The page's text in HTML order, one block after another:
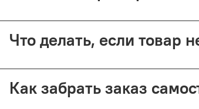
Что делать, если товар
Как забрать заказ